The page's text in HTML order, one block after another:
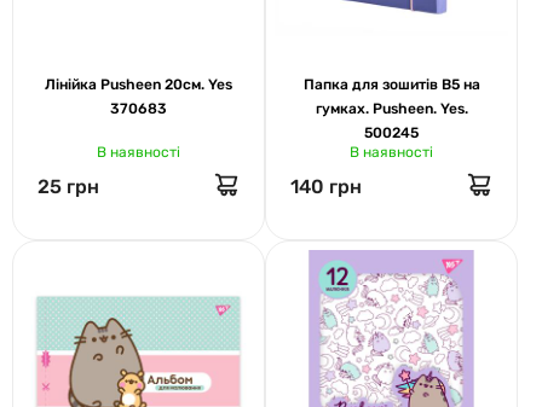
Лінійка Pusheen 20см. Yes
370683
В наявності
25 грн
Папка для зошитів В5 на
гумках. Pusheen. Yes.
500245
В наявності
140 грн